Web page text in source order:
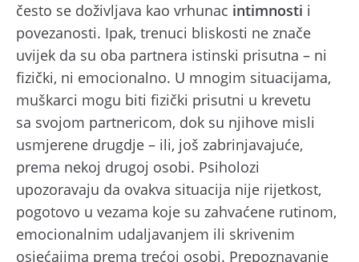
često se doživljava kao vrhunac intimnosti i
povezanosti. Ipak, trenuci bliskosti ne znače
uvijek da su oba partnera istinski prisutna – ni
fizički, ni emocionalno. U mnogim situacijama,
muškarci mogu biti fizički prisutni u krevetu
sa svojom partnericom, dok su njihove misli
usmjerene drugdje – ili, još zabrinjavajuće,
prema nekoj drugoj osobi. Psiholozi
upozoravaju da ovakva situacija nije rijetkost,
pogotovo u vezama koje su zahvaćene rutinom,
emocionalnim udaljavanjem ili skrivenim
osjećajima prema trećoj osobi. Prepoznavanje